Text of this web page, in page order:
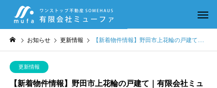
お知らせ 更新情報 【新着物件情報】野田市上花輪の戸建て｜有限会社ミューファ
更新情報
【新着物件情報】野田市上花輪の戸建て｜有限会社ミュ